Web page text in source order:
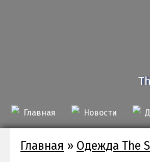
Главная Новости
Главная » Одежда The